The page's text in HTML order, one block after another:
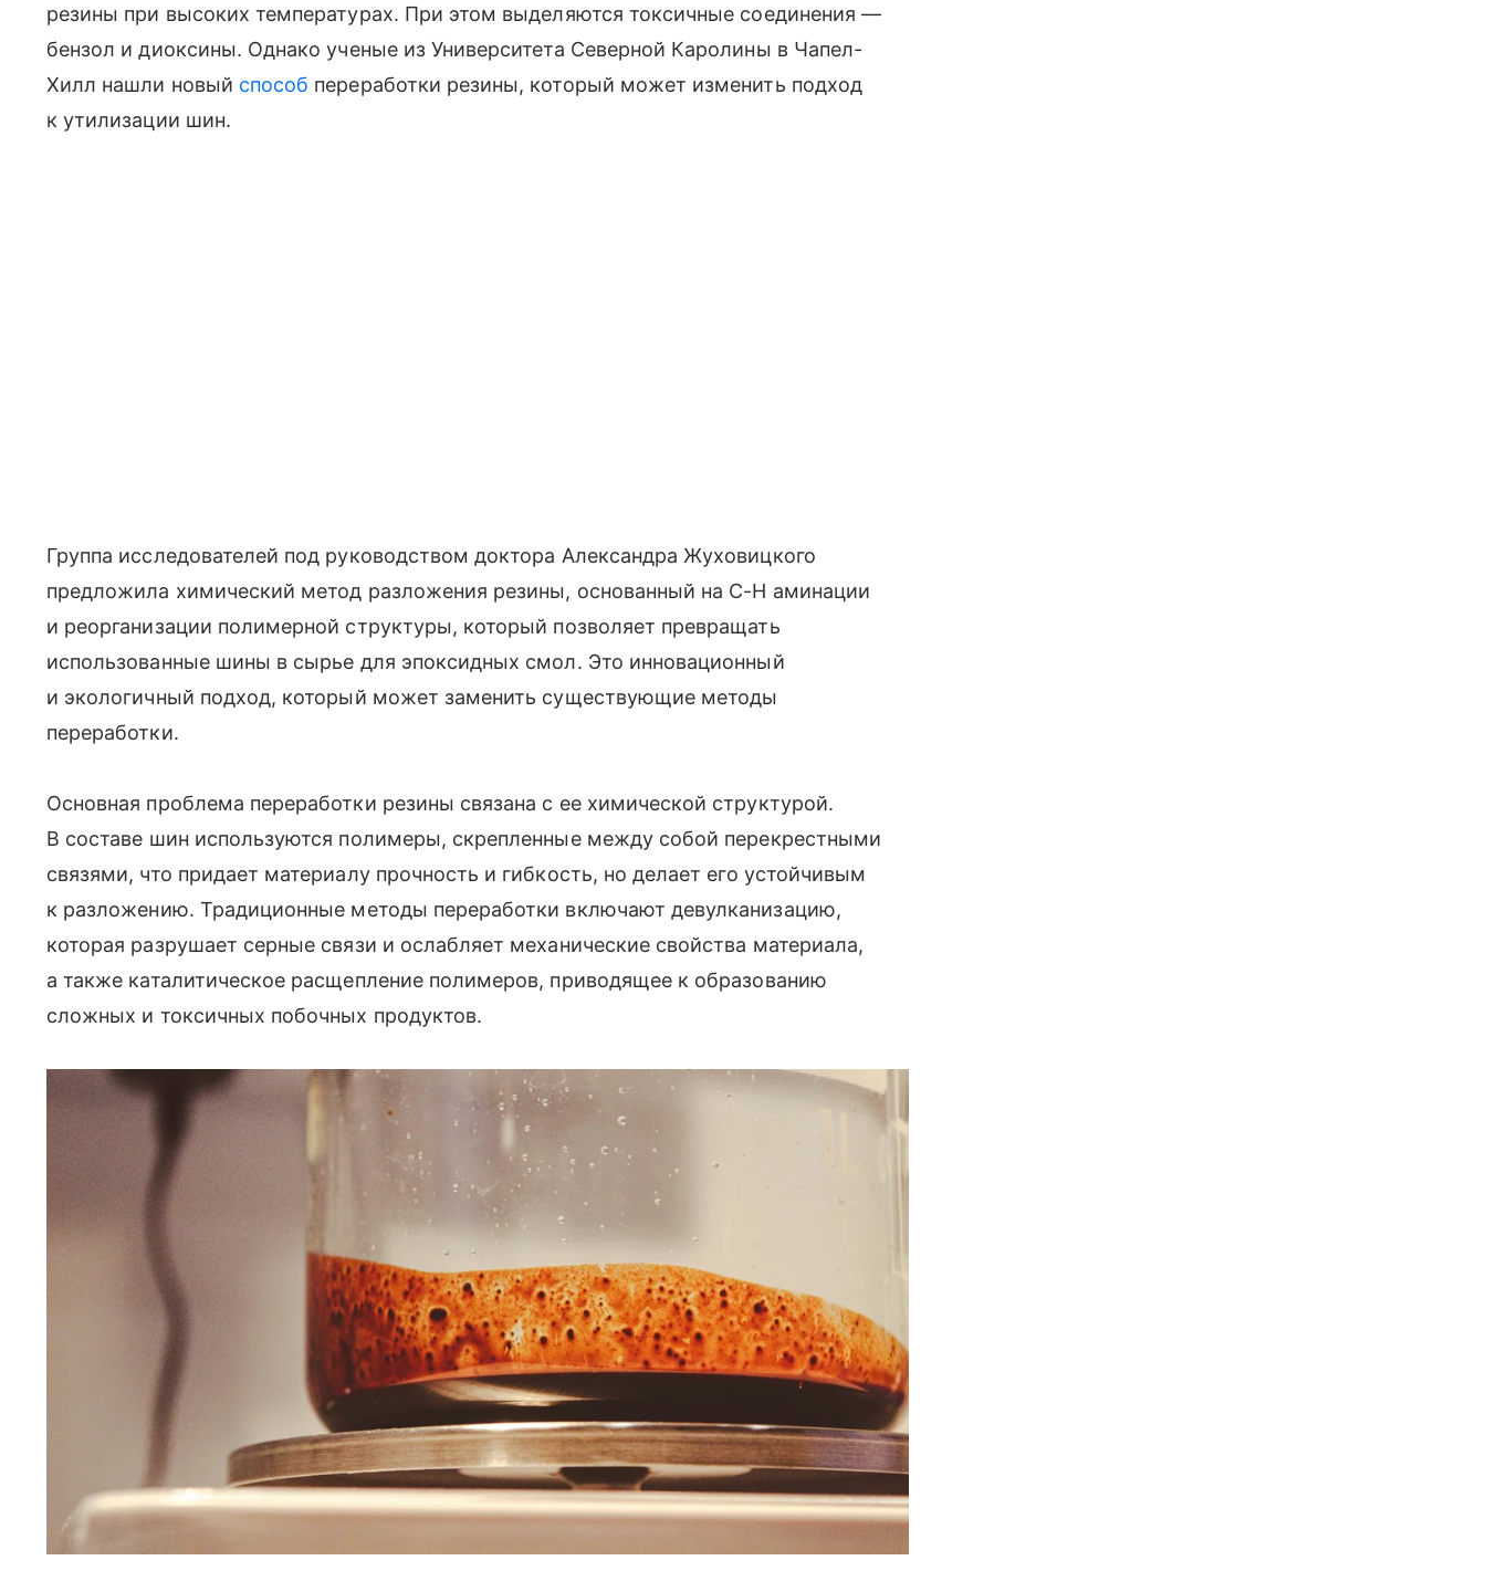
резины при высоких температурах. При этом выделяются токсичные соединения —
бензол и диоксины. Однако ученые из Университета Северной Каролины в Чапел-
Хилл нашли новый способ переработки резины, который может изменить подход
к утилизации шин.
Группа исследователей под руководством доктора Александра Жуховицкого
предложила химический метод разложения резины, основанный на C-H аминации
и реорганизации полимерной структуры, который позволяет превращать
использованные шины в сырье для эпоксидных смол. Это инновационный
и экологичный подход, который может заменить существующие методы
переработки.
Основная проблема переработки резины связана с ее химической структурой.
В составе шин используются полимеры, скрепленные между собой перекрестными
связями, что придает материалу прочность и гибкость, но делает его устойчивым
к разложению. Традиционные методы переработки включают девулканизацию,
которая разрушает серные связи и ослабляет механические свойства материала,
а также каталитическое расщепление полимеров, приводящее к образованию
сложных и токсичных побочных продуктов.